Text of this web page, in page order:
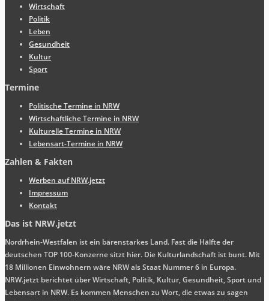
Wirtschaft
Politik
Leben
Gesundheit
Kultur
Sport
Termine
Politische Termine in NRW
Wirtschaftliche Termine in NRW
Kulturelle Termine in NRW
Lebensart-Termine in NRW
Zahlen & Fakten
Werben auf NRW.jetzt
Impressum
Kontakt
Das ist NRW.jetzt
Nordrhein-Westfalen ist ein bärenstarkes Land. Fast die Hälfte der
deutschen TOP 100-Konzerne sitzt hier. Die Kulturlandschaft ist bunt. Mit
18 Millionen Einwohnern wäre NRW als Staat Nummer 6 in Europa.
NRW.jetzt berichtet über Wirtschaft, Politik, Kultur, Gesundheit, Sport und
Lebensart in NRW. Es kommen Menschen zu Wort, die etwas zu sagen